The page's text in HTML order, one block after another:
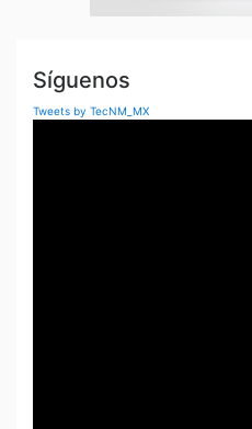
Síguenos
Tweets by TecNM_MX